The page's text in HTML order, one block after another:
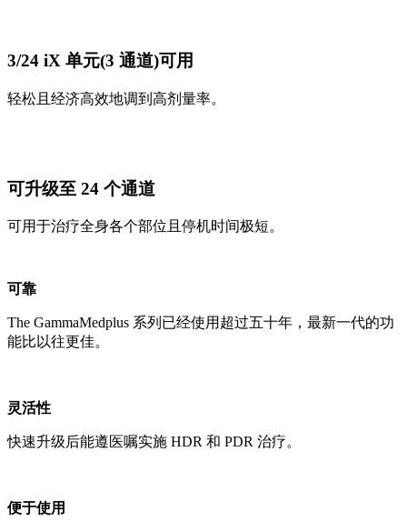
3/24 iX 单元(3 通道)可用
轻松且经济高效地调到高剂量率。
可升级至 24 个通道
可用于治疗全身各个部位且停机时间极短。
可靠
The GammaMedplus 系列已经使用超过五十年，最新一代的功
能比以往更佳。
灵活性
快速升级后能遵医嘱实施 HDR 和 PDR 治疗。
便于使用